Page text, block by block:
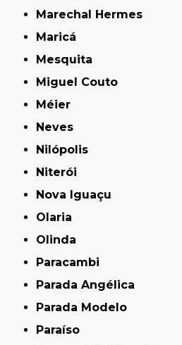
Marechal Hermes
Maricá
Mesquita
Miguel Couto
Méier
Neves
Nilópolis
Niterói
Nova Iguaçu
Olaria
Olinda
Paracambi
Parada Angélica
Parada Modelo
Paraíso